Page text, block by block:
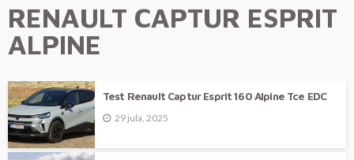
RENAULT CAPTUR ESPRIT
ALPINE
Test Renault Captur Esprit 160 Alpine Tce EDC
29 jula, 2025